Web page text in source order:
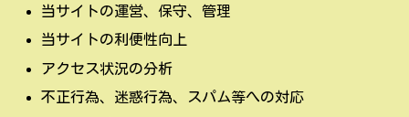
当サイトの運営、保守、管理
当サイトの利便性向上
アクセス状況の分析
不正行為、迷惑行為、スパム等への対応